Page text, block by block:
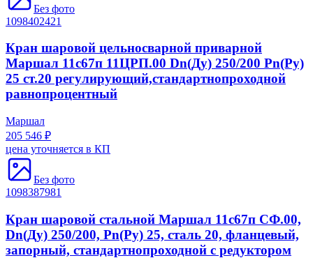
Без фото
1098402421
Кран шаровой цельносварной приварной
Маршал 11с67п 11ЦРП.00 Dn(Ду) 250/200 Рn(Ру)
25 ст.20 регулирующий,стандартнопроходной
равнопроцентный
Маршал
205 546 ₽
цена уточняется в КП
Без фото
1098387981
Кран шаровой стальной Маршал 11с67п СФ.00,
Dn(Ду) 250/200, Рn(Ру) 25, сталь 20, фланцевый,
запорный, стандартнопроходной с редуктором